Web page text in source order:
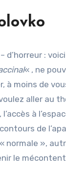
d’horreur :
« , ne
à moins de
aller au
, l’accès à
de
normale »,
le